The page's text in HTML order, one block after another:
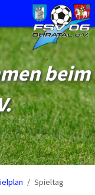
beim
Spieltag